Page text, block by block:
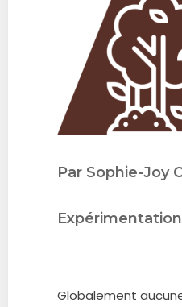
Par Sophie-Joy
Globalement